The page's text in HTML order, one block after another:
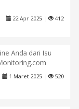
22 Apr 2025 | 412
Anda dari Isu
1 Maret 2025 | 520